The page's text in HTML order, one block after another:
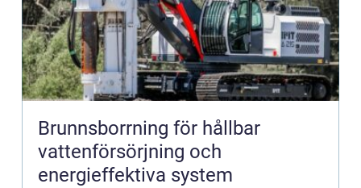
Brunnsborrning för hållbar
vattenförsörjning och
energieffektiva system